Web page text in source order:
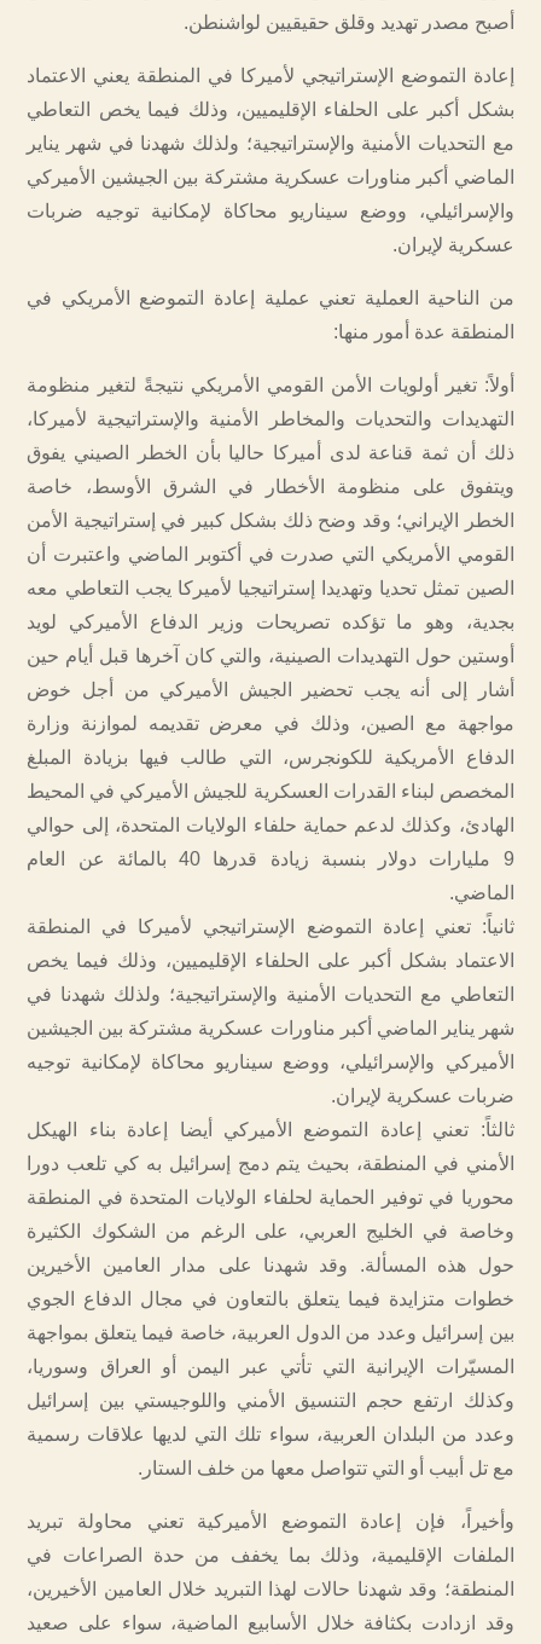
أصبح مصدر تهديد وقلق حقيقيين لواشنطن.
إعادة التموضع الإستراتيجي لأميركا في المنطقة يعني الاعتماد
بشكل أكبر على الحلفاء الإقليميين، وذلك فيما يخص التعاطي
مع التحديات الأمنية والإستراتيجية؛ ولذلك شهدنا في شهر يناير
الماضي أكبر مناورات عسكرية مشتركة بين الجيشين الأميركي
والإسرائيلي، ووضع سيناريو محاكاة لإمكانية توجيه ضربات
عسكرية لإيران.
من الناحية العملية تعني عملية إعادة التموضع الأمريكي في
المنطقة عدة أمور منها:
أولاً: تغير أولويات الأمن القومي الأمريكي نتيجةً لتغير منظومة
التهديدات والتحديات والمخاطر الأمنية والإستراتيجية لأميركا،
ذلك أن ثمة قناعة لدى أميركا حاليا بأن الخطر الصيني يفوق
ويتفوق على منظومة الأخطار في الشرق الأوسط، خاصة
الخطر الإيراني؛ وقد وضح ذلك بشكل كبير في إستراتيجية الأمن
القومي الأمريكي التي صدرت في أكتوبر الماضي واعتبرت أن
الصين تمثل تحديا وتهديدا إستراتيجيا لأميركا يجب التعاطي معه
بجدية، وهو ما تؤكده تصريحات وزير الدفاع الأميركي لويد
أوستين حول التهديدات الصينية، والتي كان آخرها قبل أيام حين
أشار إلى أنه يجب تحضير الجيش الأميركي من أجل خوض
مواجهة مع الصين، وذلك في معرض تقديمه لموازنة وزارة
الدفاع الأمريكية للكونجرس، التي طالب فيها بزيادة المبلغ
المخصص لبناء القدرات العسكرية للجيش الأميركي في المحيط
الهادئ، وكذلك لدعم حماية حلفاء الولايات المتحدة، إلى حوالي
9 مليارات دولار بنسبة زيادة قدرها 40 بالمائة عن العام
الماضي.
ثانياً: تعني إعادة التموضع الإستراتيجي لأميركا في المنطقة
الاعتماد بشكل أكبر على الحلفاء الإقليميين، وذلك فيما يخص
التعاطي مع التحديات الأمنية والإستراتيجية؛ ولذلك شهدنا في
شهر يناير الماضي أكبر مناورات عسكرية مشتركة بين الجيشين
الأميركي والإسرائيلي، ووضع سيناريو محاكاة لإمكانية توجيه
ضربات عسكرية لإيران.
ثالثاً: تعني إعادة التموضع الأميركي أيضا إعادة بناء الهيكل
الأمني في المنطقة، بحيث يتم دمج إسرائيل به كي تلعب دورا
محوريا في توفير الحماية لحلفاء الولايات المتحدة في المنطقة
وخاصة في الخليج العربي، على الرغم من الشكوك الكثيرة
حول هذه المسألة. وقد شهدنا على مدار العامين الأخيرين
خطوات متزايدة فيما يتعلق بالتعاون في مجال الدفاع الجوي
بين إسرائيل وعدد من الدول العربية، خاصة فيما يتعلق بمواجهة
المسيّرات الإيرانية التي تأتي عبر اليمن أو العراق وسوريا،
وكذلك ارتفع حجم التنسيق الأمني واللوجيستي بين إسرائيل
وعدد من البلدان العربية، سواء تلك التي لديها علاقات رسمية
مع تل أبيب أو التي تتواصل معها من خلف الستار.
وأخيراً، فإن إعادة التموضع الأميركية تعني محاولة تبريد
الملفات الإقليمية، وذلك بما يخفف من حدة الصراعات في
المنطقة؛ وقد شهدنا حالات لهذا التبريد خلال العامين الأخيرين،
وقد ازدادت بكثافة خلال الأسابيع الماضية، سواء على صعيد